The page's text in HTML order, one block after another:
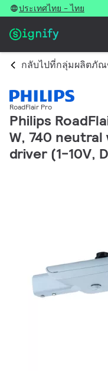
ประเทศไทย - ไทย
กลับไปที่กลุ่มผลิตภั
RoadFlair Pro
Philips
W, 740
driver (1-10V,